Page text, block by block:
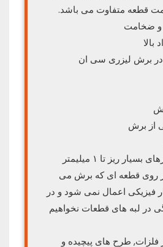
قطعه متفاوت می باشد.
و ضخامت
بالا
در برش لیزری سی ان
از برش
ریز تا ۱ میلیمتر
روی قطعه ای که برش می
فیزیکی اعمال نمی شود و در
در لبه های قطعات نخواهیم
فلزات, طرح های پیچیده و